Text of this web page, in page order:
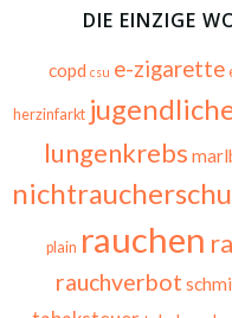
DIE EINZIGE
copd csu e-zigarette
herzinfarkt
lungenkrebs
plain rauchen
rauchverbot